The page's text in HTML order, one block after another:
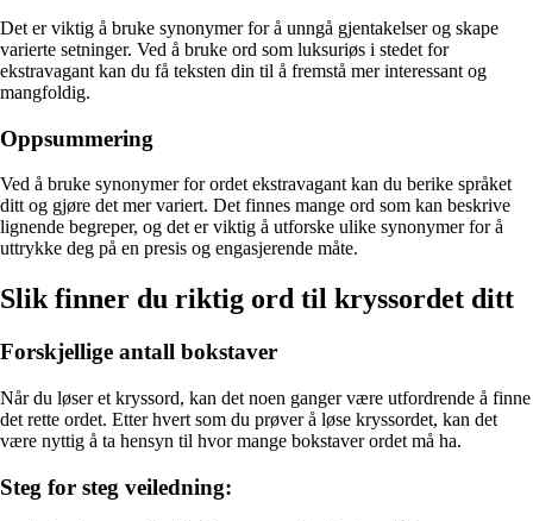
Det er viktig å bruke synonymer for å unngå gjentakelser og skape
varierte setninger. Ved å bruke ord som luksuriøs i stedet for
ekstravagant kan du få teksten din til å fremstå mer interessant og
mangfoldig.
Oppsummering
Ved å bruke synonymer for ordet ekstravagant kan du berike språket
ditt og gjøre det mer variert. Det finnes mange ord som kan beskrive
lignende begreper, og det er viktig å utforske ulike synonymer for å
uttrykke deg på en presis og engasjerende måte.
Slik finner du riktig ord til kryssordet ditt
Forskjellige antall bokstaver
Når du løser et kryssord, kan det noen ganger være utfordrende å finne
det rette ordet. Etter hvert som du prøver å løse kryssordet, kan det
være nyttig å ta hensyn til hvor mange bokstaver ordet må ha.
Steg for steg veiledning: